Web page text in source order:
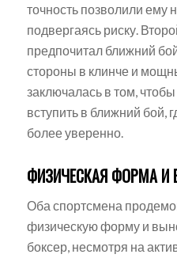
точность позволили ему
подвергаясь риску.
предпочитал ближний
стороны в клинче и
заключалась в том,
вступить в ближний бой,
более уверенно.
ФИЗИЧЕСКАЯ ФОРМА И
Оба спортсмена
физическую форму и
боксер, несмотря на